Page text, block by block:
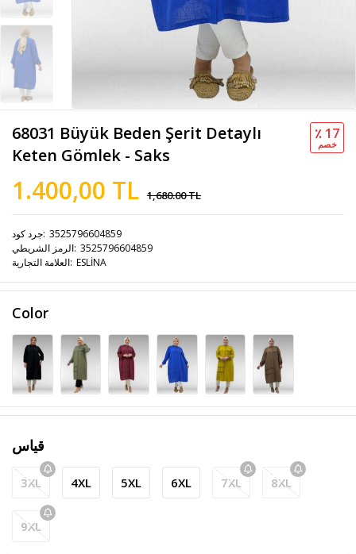
68031 Büyük Beden Şerit Detaylı
Keten Gömlek - Saks
1.400,00 TL 1,680.00 TL
٪ 17
خصم
جرد كود 3525796604859
الرمز الشريطي 3525796604859
العلامة التجارية ESLİNA
Color
قياس
3XL 4XL 5XL 6XL 7XL 8XL
9XL